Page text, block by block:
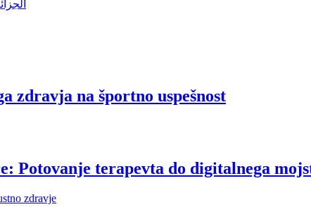
/
zdravja na športno uspešnost
Potovanje terapevta do digitalnega